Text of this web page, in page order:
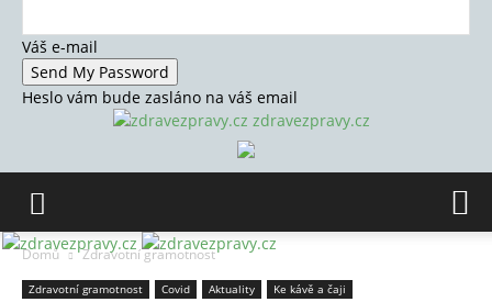
Váš e-mail
Heslo vám bude zasláno na váš email
zdravezpravy.cz
Domů Zdravotní gramotnost
Zdravotní gramotnost Covid Aktuality Ke kávě a čaji